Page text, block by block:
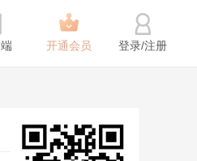
开通会员 登录/注册